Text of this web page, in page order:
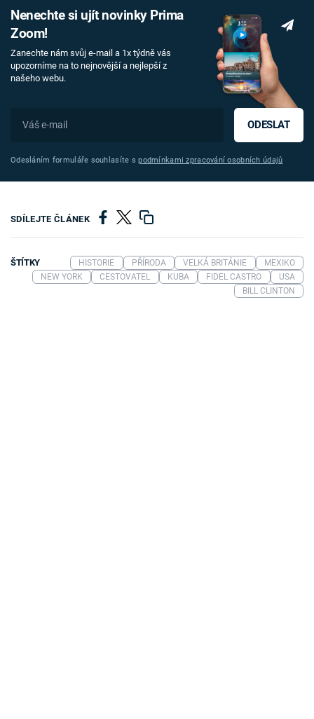
Nenechte si ujít novinky Prima
Zoom!
Zanechte nám svůj e-mail a 1x týdně vás
upozorníme na to nejnovější a nejlepší z
našeho webu.
ODESLAT
Odesláním formuláře souhlasíte spodmínkami zpracování osobních údajů
SDÍLEJTE ČLÁNEK
ŠTÍTKY HISTORIE PŘÍRODA VELKÁ BRITÁNIE
MEXIKO
NEW YORK
CESTOVATEL KUBA FIDEL CASTRO
USA
BILL CLINTON